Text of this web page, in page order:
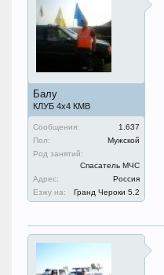
Балу
КЛУБ 4х4 КМВ
Сообщения:
1.637
Пол:
Мужской
Род занятий:
Спасатель МЧС
Адрес:
Россия
Езжу на:
Гранд Чероки 5.2